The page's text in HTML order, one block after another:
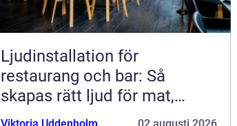
Ljudinstallation för
restaurang och bar: Så
skapas rätt ljud för mat,
dryck och stämning
Viktoria Uddenholm 02 augusti 2026